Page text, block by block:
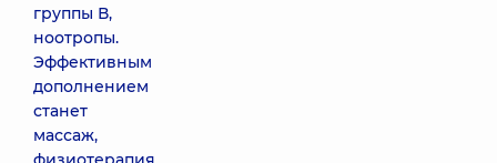
группы В,
ноотропы.
Эффективным
дополнением
станет
массаж,